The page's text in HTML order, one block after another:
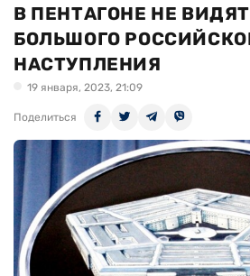
В ПЕНТАГОНЕ НЕ
БОЛЬШОГО
НАСТУПЛЕНИЯ
19 января, 2023, 21:09
Поделиться